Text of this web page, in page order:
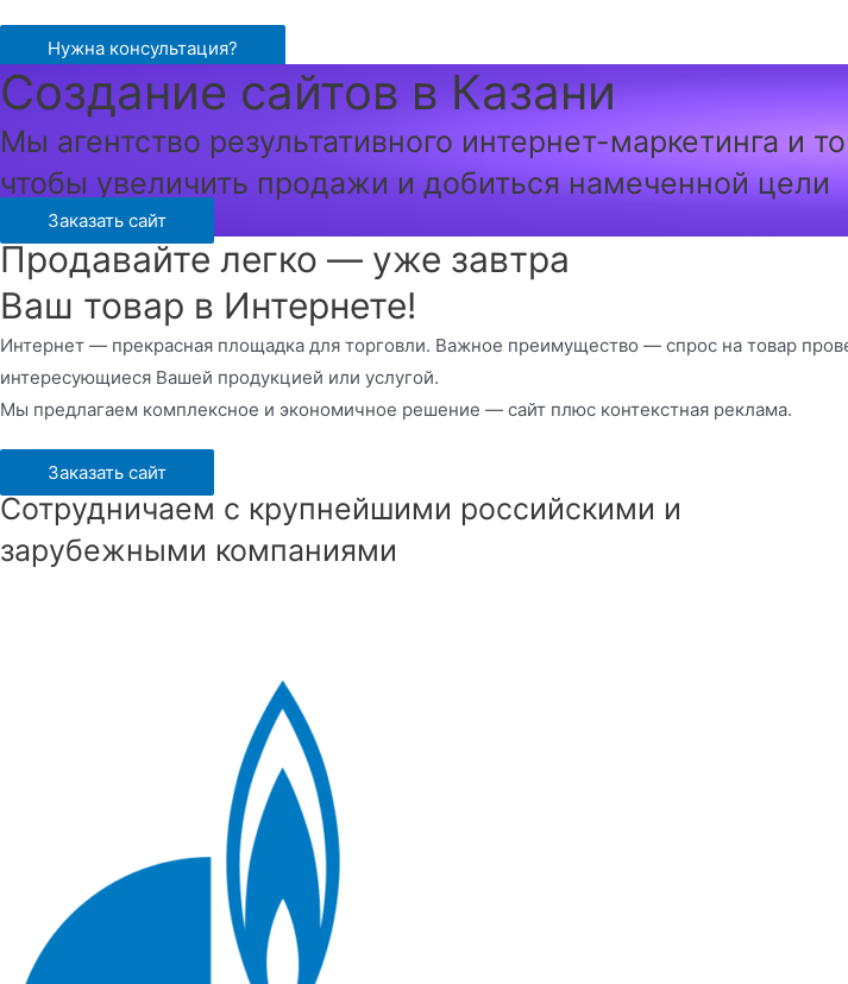
содержимому
Нужна консультация?
Создание сайтов в Казани
Мы агентство результативного интернет-маркетинга и
чтобы увеличить продажи и добиться намеченной цели
Заказать сайт
Продавайте легко — уже завтра
Ваш товар в Интернете!
Интернет — прекрасная площадка для торговли. Важное преимущество — спрос на товар
интересующиеся Вашей продукцией или услугой.
Мы предлагаем комплексное и экономичное решение — сайт плюс контекстная реклама.
Заказать сайт
Сотрудничаем с крупнейшими российскими и
зарубежными компаниями